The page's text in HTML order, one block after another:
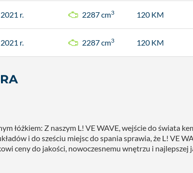
2021 r. 2287 cm3 120 KM
2021 r. 2287 cm3 120 KM
łóżkiem: Z naszym L! VE WAVE, wejście do świata
i do sześciu miejsc do spania sprawia, że L! VE
ceny do jakości, nowoczesnemu wnętrzu i najlepszej